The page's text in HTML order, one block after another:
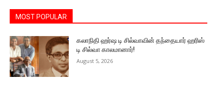
MOST POPULAR
கலாநிதி ஹர்ஷ டி சில்வாவின் தந்தையார் ஹரிஸ்
டி சில்வா காலமானார்!
August 5, 2026